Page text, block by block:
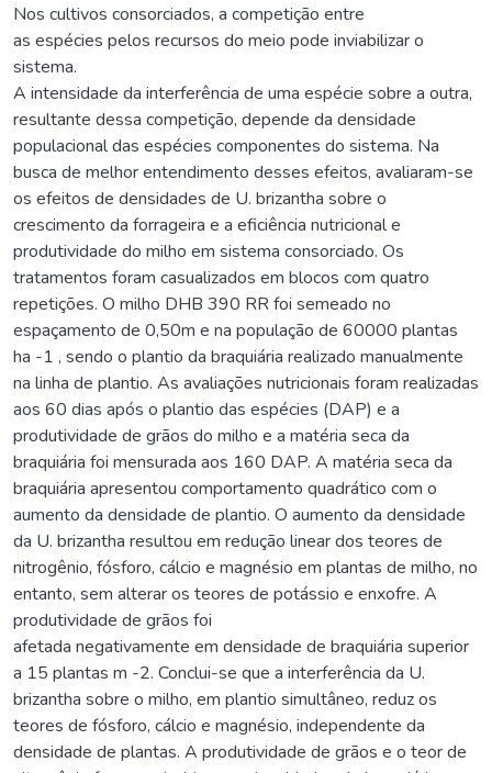
Nos cultivos consorciados, a competição entre
as espécies pelos recursos do meio pode inviabilizar o
sistema.
A intensidade da interferência de uma espécie sobre a outra,
resultante dessa competição, depende da densidade
populacional das espécies componentes do sistema. Na
busca de melhor entendimento desses efeitos, avaliaram-se
os efeitos de densidades de U. brizantha sobre o
crescimento da forrageira e a eficiência nutricional e
produtividade do milho em sistema consorciado. Os
tratamentos foram casualizados em blocos com quatro
repetições. O milho DHB 390 RR foi semeado no
espaçamento de 0,50m e na população de 60000 plantas
ha -1 , sendo o plantio da braquiária realizado manualmente
na linha de plantio. As avaliações nutricionais foram realizadas
aos 60 dias após o plantio das espécies (DAP) e a
produtividade de grãos do milho e a matéria seca da
braquiária foi mensurada aos 160 DAP. A matéria seca da
braquiária apresentou comportamento quadrático com o
aumento da densidade de plantio. O aumento da densidade
da U. brizantha resultou em redução linear dos teores de
nitrogênio, fósforo, cálcio e magnésio em plantas de milho, no
entanto, sem alterar os teores de potássio e enxofre. A
produtividade de grãos foi
afetada negativamente em densidade de braquiária superior
a 15 plantas m -2. Conclui-se que a interferência da U.
brizantha sobre o milho, em plantio simultâneo, reduz os
teores de fósforo, cálcio e magnésio, independente da
densidade de plantas. A produtividade de grãos e o teor de